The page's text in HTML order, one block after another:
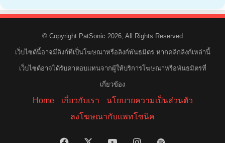
© Copyright PatSonic 2026, All Rights Reserved
เว็บไซต์นี้อาจมีลิงก์ที่เป็นโฆษณาหรือลิงก์พันธมิตร หากคลิกลิงก์เหล่านี้
เว็บไซต์อาจได้รับค่าตอบแทนจากผู้ให้บริการโฆษณาหรือพันธมิตรที่
เกี่ยวข้อง
Home เกี่ยวกับเรา
นโยบายความเป็นส่วนตัว
ลงโฆษณากับแพทโซนิค